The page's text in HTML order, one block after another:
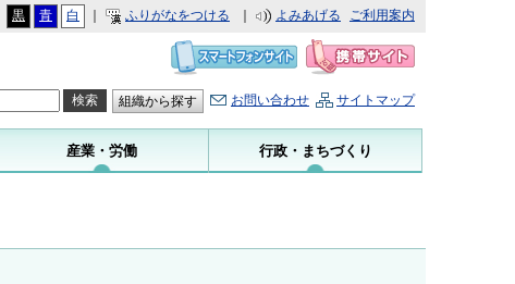
黒 青 白 ふりがなをつける よみあげる ご利用案内
組織から探す お問い合わせ サイトマップ
産業・労働 行政・まちづくり